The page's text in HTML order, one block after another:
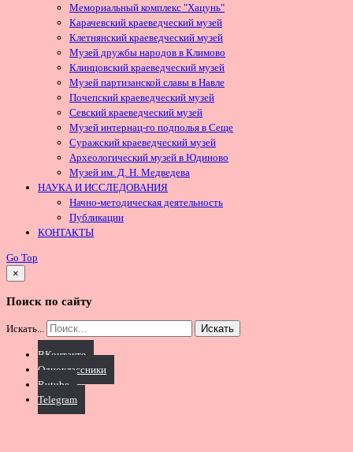
Мемориальный комплекс "Хацунь"
Карачевский краеведческий музей
Клетнянский краеведческий музей
Музей дружбы народов в Климово
Клинцовский краеведческий музей
Музей партизанской славы в Навле
Почепский краеведческий музей
Севский краеведческий музей
Музей интернац-го подполья в Сеще
Суражский краеведческий музей
Археологический музей в Юдиново
Музей им. Д. Н. Медведева
НАУКА И ИССЛЕДОВАНИЯ
Начно-методическая деятельность
Публикации
КОНТАКТЫ
Go Top
×
Поиск по сайту
Искать... Искать
ВКонтакте
Одноклассники
Rutube
Telegram